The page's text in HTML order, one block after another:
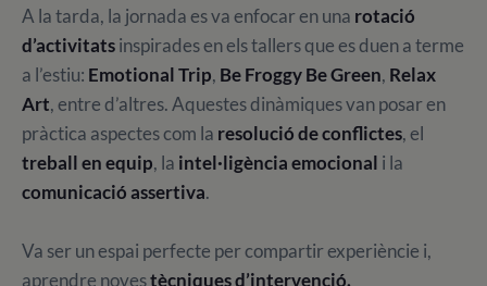
A la tarda, la jornada es va enfocar en una rotació
d’activitatsinspirades en els tallers que es duen a terme
a l’estiu: Emotional Trip, Be Froggy Be Green, Relax
Art, entre d’altres. Aquestes dinàmiques van posar en
pràctica aspectes com la resolució de conflictes, el
treball en equip, la intel·ligència emocional i la
comunicació assertiva.
Va ser un espai perfecte per compartir experièncie i,
aprendre novestècniques d’intervenció.